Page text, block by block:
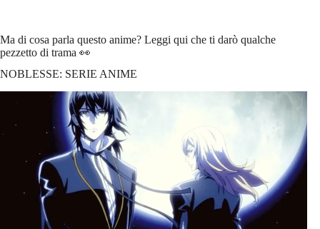
Ma di cosa parla questo anime? Leggi qui che ti darò qualche
pezzetto di trama 👀
NOBLESSE: SERIE ANIME